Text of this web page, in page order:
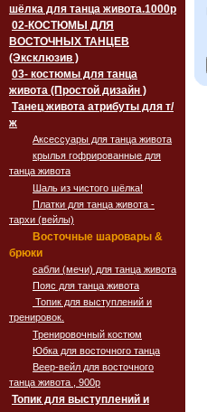
шёлка для танца живота.1000p
02-КОСТЮМЫ ДЛЯ
ВОСТОЧНЫХ ТАНЦЕВ
(Эксклюзив )
03- костюмы для танца
живота (Простой дизайн )
Танец живота атрибуты для т/
ж
Аксессуары для танца живота
крылья гофрированные для
танца живота
Шаль из чистого шёлка!
Платки для танца живота -
тархи (вейлы)
Восточные шаровары &
брюки
сабли (мечи) для танца живота
Пояс для танца живота
Топик для выступлений и
тренировок.
Тренировочный костюм
Юбка для восточного танца
Веер-вейл для восточного
танца живота , 900p
Топик для выступлений и